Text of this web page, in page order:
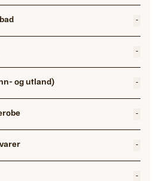
-
-
og utland) -
-
-
-